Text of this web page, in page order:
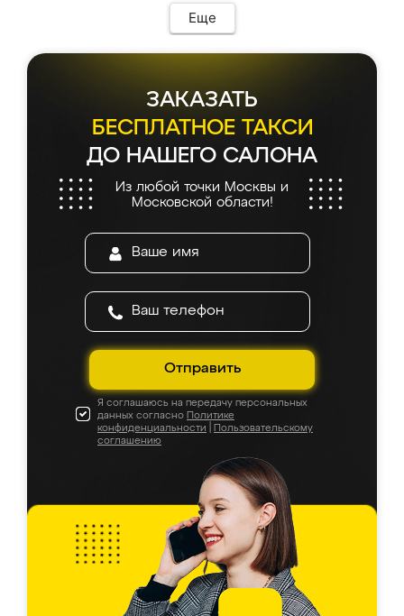
Еще
ЗАКАЗАТЬ
БЕСПЛАТНОЕ ТАКСИ
ДО НАШЕГО САЛОНА
Из любой точки Москвы и
Московской области!
Отправить
Я соглашаюсь на передачу персональных
данных согласно Политике
конфиденциальности
Пользовательскому
соглашению